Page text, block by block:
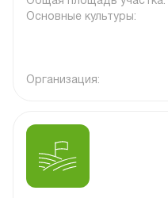
Основные культуры:
Организация: